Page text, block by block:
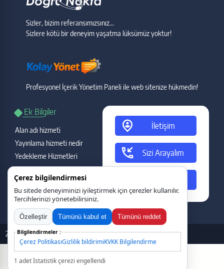
Sizler, bizim referansımızsınız...
Sizlere kötü bir deneyim yaşatma lüksümüz yoktur!
Profesyonel İçerik Yönetim Paneli ile web sitenize hükmedin!
Ek Bilgiler
Alan adı hizmeti
Yayınlama hizmeti nedir
Yedekleme Hizmetleri
Garanti ve destek
Gecikme durumu
Yasal Bilgiler
person_pin_circle İletişim
phone_callback Sizi Arayalım
2010 - 2026Doğru NoktaBilişim tarafından tasarlanmıştır.
Çerez bilgilendirmesi
Bu sitede deneyiminizi iyileştirmek için çerezler kullanılır.
Tercihlerinizi yönetebilirsiniz.
Özelleştir Tümünü kabul et Tümünü reddet
Tercihleri kaydet
Çerez PolitikasıGizlilik bildirimiKVKK Bilgilendirme
1 adet İstatistik çerezi engellendi